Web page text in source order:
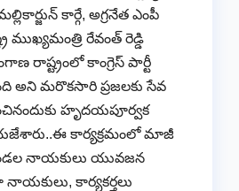
కార్గే, అగ్రనేత ఎంపీ
ముఖ్యమంత్రి రేవంత్ రెడ్డి
రాష్ట్రంలో కాంగ్రెస్ పార్టీ
అని మరొకసారి ప్రజలకు సేవ
హృదయపూర్వక
కార్యక్రమంలో మాజీ
నాయకులు యువజన
కార్యకర్తలు